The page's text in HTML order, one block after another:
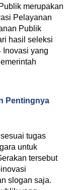
merupakan
Pelayanan
Publik
hasil seleksi
Inovasi yang
Pentingnya
tugas
untuk
tersebut
slogan saja.